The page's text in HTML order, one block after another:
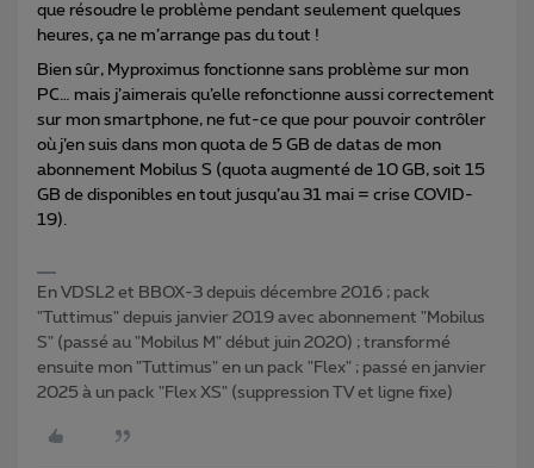
que résoudre le problème pendant seulement quelques
heures, ça ne m’arrange pas du tout !
Bien sûr, Myproximus fonctionne sans problème sur mon
PC… mais j’aimerais qu’elle refonctionne aussi correctement
sur mon smartphone, ne fut-ce que pour pouvoir contrôler
où j’en suis dans mon quota de 5 GB de datas de mon
abonnement Mobilus S (quota augmenté de 10 GB, soit 15
GB de disponibles en tout jusqu’au 31 mai = crise COVID-
19).
En VDSL2 et BBOX-3 depuis décembre 2016 ; pack
"Tuttimus" depuis janvier 2019 avec abonnement "Mobilus
S" (passé au "Mobilus M" début juin 2020) ; transformé
ensuite mon "Tuttimus" en un pack "Flex" ; passé en janvier
2025 à un pack "Flex XS" (suppression TV et ligne fixe)